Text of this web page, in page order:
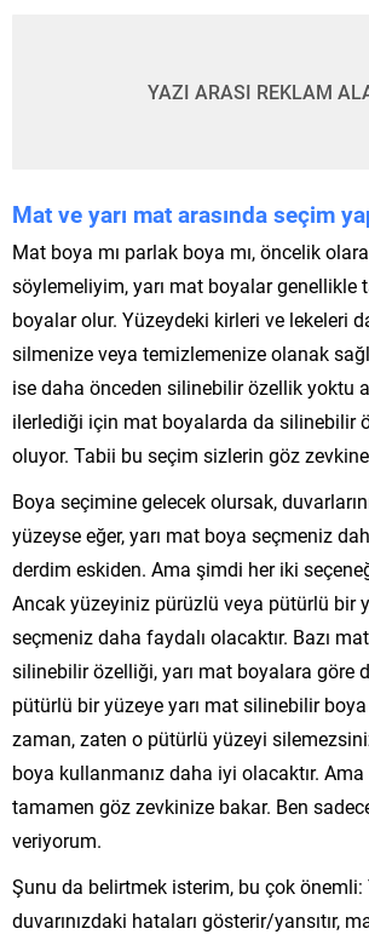
YAZI ARASI REKLAM
Mat ve yarı mat arasında seçim
Mat boya mı parlak boya mı, öncelik
söylemeliyim, yarı mat boyalar genellikle
boyalar olur. Yüzeydeki kirleri ve lekeleri
silmenize veya temizlemenize olanak
ise daha önceden silinebilir özellik yoktu
ilerlediği için mat boyalarda da silinebilir
oluyor. Tabii bu seçim sizlerin göz
Boya seçimine gelecek olursak,
yüzeyse eğer, yarı mat boya seçmeniz
derdim eskiden. Ama şimdi her iki
Ancak yüzeyiniz pürüzlü veya pütürlü bir
seçmeniz daha faydalı olacaktır. Bazı
silinebilir özelliği, yarı mat boyalara göre
pütürlü bir yüzeye yarı mat silinebilir
zaman, zaten o pütürlü yüzeyi
boya kullanmanız daha iyi olacaktır.
tamamen göz zevkinize bakar. Ben
veriyorum.
Şunu da belirtmek isterim, bu çok önemli:
duvarınızdaki hataları gösterir/yansıtır,